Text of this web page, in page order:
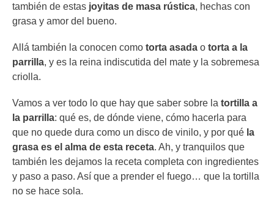
también de estas joyitas de masa rústica, hechas con
grasa y amor del bueno.
Allá también la conocen como torta asada o torta a la
parrilla, y es la reina indiscutida del mate y la sobremesa
criolla.
Vamos a ver todo lo que hay que saber sobre la tortilla a
la parrilla: qué es, de dónde viene, cómo hacerla para
que no quede dura como un disco de vinilo, y por qué la
grasa es el alma de esta receta. Ah, y tranquilos que
también les dejamos la receta completa con ingredientes
y paso a paso. Así que a prender el fuego… que la tortilla
no se hace sola.